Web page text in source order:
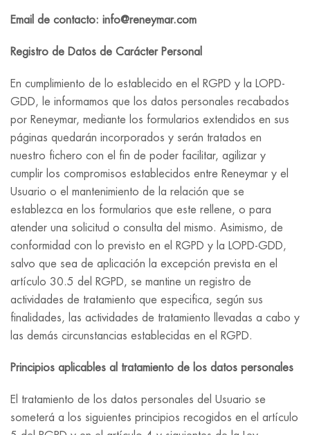
Email de contacto: info@reneymar.com
Registro de Datos de Carácter Personal
En cumplimiento de lo establecido en el RGPD y la LOPD-
GDD, le informamos que los datos personales recabados
por Reneymar, mediante los formularios extendidos en sus
páginas quedarán incorporados y serán tratados en
nuestro fichero con el fin de poder facilitar, agilizar y
cumplir los compromisos establecidos entre Reneymar y el
Usuario o el mantenimiento de la relación que se
establezca en los formularios que este rellene, o para
atender una solicitud o consulta del mismo. Asimismo, de
conformidad con lo previsto en el RGPD y la LOPD-GDD,
salvo que sea de aplicación la excepción prevista en el
artículo 30.5 del RGPD, se mantine un registro de
actividades de tratamiento que especifica, según sus
finalidades, las actividades de tratamiento llevadas a cabo y
las demás circunstancias establecidas en el RGPD.
Principios aplicables al tratamiento de los datos personales
El tratamiento de los datos personales del Usuario se
someterá a los siguientes principios recogidos en el artículo